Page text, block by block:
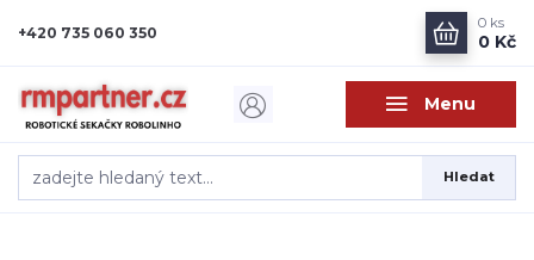
Menu
Hledat
+420 735 060 350
0 ks
0 Kč